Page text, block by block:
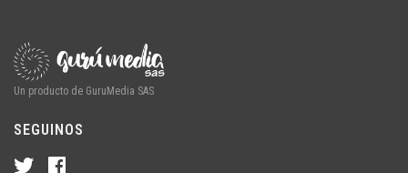
Un producto de GuruMedia SAS
SEGUINOS